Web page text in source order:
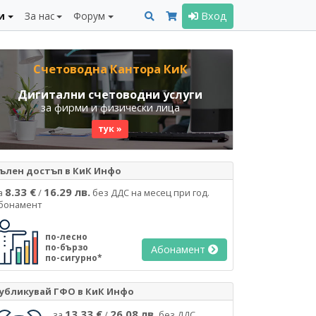
За нас Форум Вход
Счетоводна Кантора КиК
Дигитални счетоводни услуги
за фирми и физически лица
тук »
достъп в КиК Инфо
8.33 €/ 16.29 лв. без ДДС на месец при год.
по-лесно
по-бързо
по-сигурно*
Абонамент
ГФО в КиК Инфо